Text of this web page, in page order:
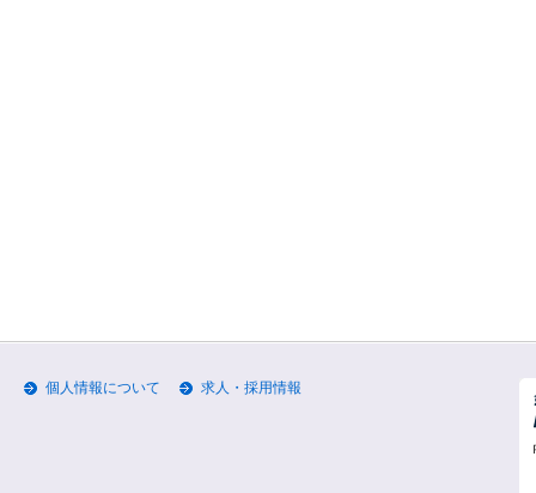
個人情報について 求人・採用情報